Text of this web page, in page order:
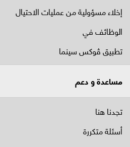
إخلاء مسؤولية من عمليات الاحتيال
الوظائف في
تطبيق ڤوكس سينما
مساعدة و دعم
تجدنا هنا
أسئلة متكررة